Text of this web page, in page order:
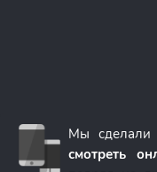
Мы сделали
смотреть